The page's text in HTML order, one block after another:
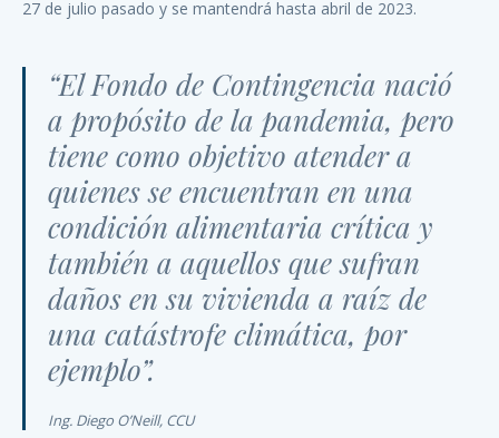
27 de julio pasado y se mantendrá hasta abril de 2023.
“El Fondo de Contingencia nació
a propósito de la pandemia, pero
tiene como objetivo atender a
quienes se encuentran en una
condición alimentaria crítica y
también a aquellos que sufran
daños en su vivienda a raíz de
una catástrofe climática, por
ejemplo”.
Ing. Diego O’Neill, CCU